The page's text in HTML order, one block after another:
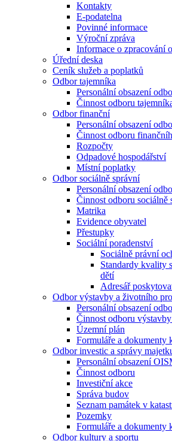
Kontakty
E-podatelna
Povinné informace
Výroční zpráva
Informace o zpracování
Úřední deska
Ceník služeb a poplatků
Odbor tajemníka
Personální obsazení
Činnost odboru
Odbor finanční
Personální obsazení
Činnost odboru
Rozpočty
Odpadové hospodářství
Místní poplatky
Odbor sociálně správní
Personální obsazení
Činnost odboru sociálně
Matrika
Evidence obyvatel
Přestupky
Sociální poradenství
Sociálně právní
Standardy kvality
dětí
Adresář
Odbor výstavby a životního
Personální obsazení
Činnost odboru
Územní plán
Formuláře a dokumenty
Odbor investic a správy
Personální obsazení
Činnost odboru
Investiční akce
Správa budov
Seznam památek v
Pozemky
Formuláře a dokumenty
Odbor kultury a sportu